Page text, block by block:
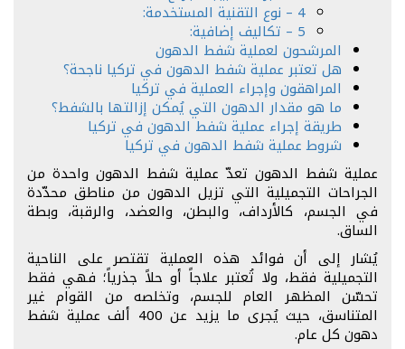
4 – نوع التقنية المستخدمة:
5 – تكاليف إضافية:
المرشحون لعملية شفط الدهون
هل تعتبر عملية شفط الدهون في تركيا ناجحة؟
المراهقون وإجراء العملية في تركيا
ما هو مقدار الدهون التي يُمكن إزالتها بالشفط؟
طريقة إجراء عملية شفط الدهون في تركيا
شروط عملية شفط الدهون في تركيا
عملية شفط الدهون تعدّ عملية شفط الدهون واحدة من
الجراحات التجميلية التي تزيل الدهون من مناطق محدّدة
في الجسم، كالأرداف، والبطن، والعضد، والرقبة، وبطة
الساق.
يُشار إلى أن فوائد هذه العملية تقتصر على الناحية
التجميلية فقط، ولا تُعتبر علاجاً أو حلاً جذرياً؛ فهي فقط
تحسّن المظهر العام للجسم، وتخلصه من القوام غير
المتناسق، حيث يُجرى ما يزيد عن 400 ألف عملية شفط
دهون كل عام.